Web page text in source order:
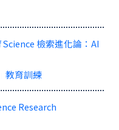
檢索進化論：AI
教育訓練
Research